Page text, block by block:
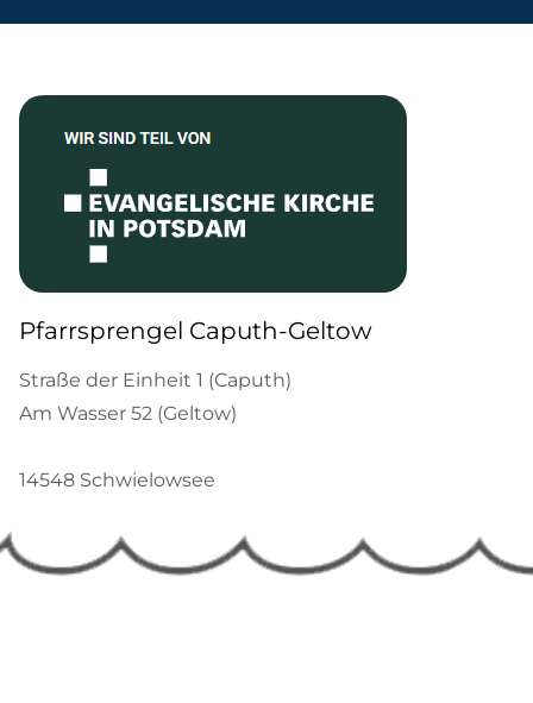
Pfarrsprengel Caputh-Geltow
Straße der Einheit 1 (Caputh)
Am Wasser 52 (Geltow)
14548 Schwielowsee